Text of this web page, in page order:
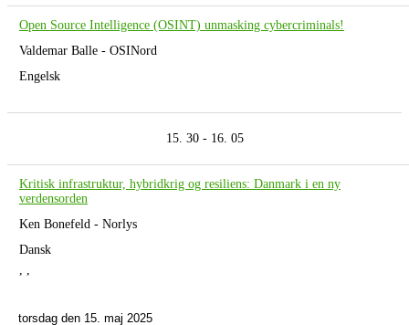
Open Source Intelligence (OSINT) unmasking cybercriminals!
Valdemar Balle - OSINord
Engelsk
15. 30 - 16. 05
Kritisk infrastruktur, hybridkrig og resiliens: Danmark i en ny
verdensorden
Ken Bonefeld - Norlys
Dansk
, ,
torsdag den 15. maj 2025